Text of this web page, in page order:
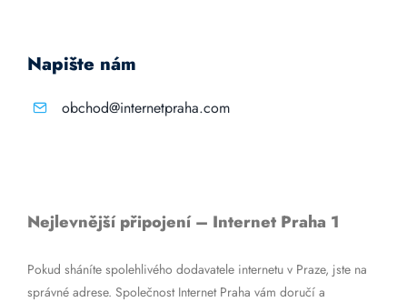
Napište nám
obchod@internetpraha.com
Nejlevnější připojení – Internet Praha 1
Pokud sháníte spolehlivého dodavatele internetu v Praze, jste na
správné adrese. Společnost Internet Praha vám doručí a